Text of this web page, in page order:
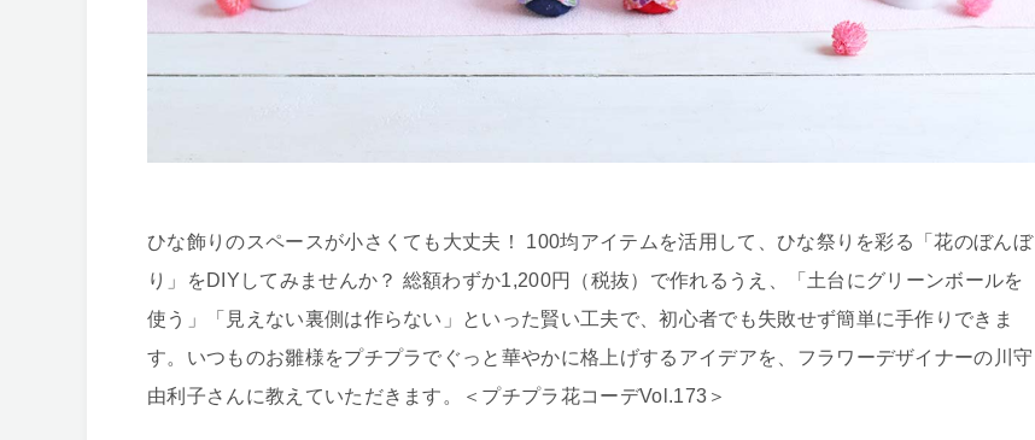
ひな飾りのスペースが小さくても大丈夫！ 100均アイテムを活用して、ひな祭りを彩る「花のぼんぼ
り」をDIYしてみませんか？ 総額わずか1,200円（税抜）で作れるうえ、「土台にグリーンボールを
使う」「見えない裏側は作らない」といった賢い工夫で、初心者でも失敗せず簡単に手作りできま
す。いつものお雛様をプチプラでぐっと華やかに格上げするアイデアを、フラワーデザイナーの川守
由利子さんに教えていただきます。＜プチプラ花コーデVol.173＞